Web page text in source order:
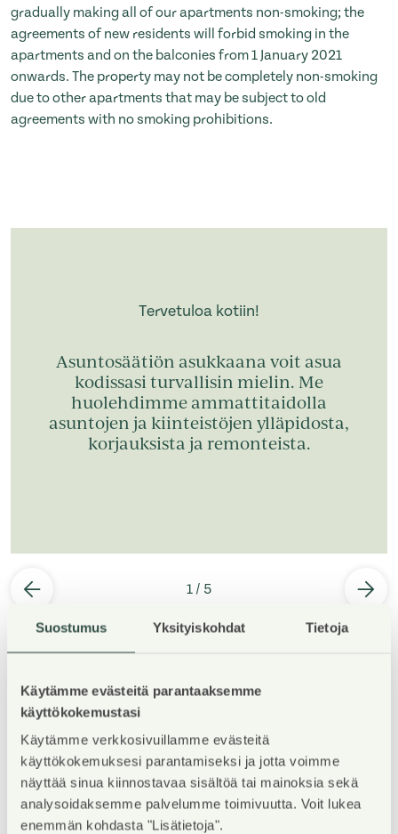
Suostumus Yksityiskohdat Tietoja
Käytämme evästeitä parantaaksemme
käyttökokemustasi
Käytämme verkkosivuillamme evästeitä
käyttökokemuksesi parantamiseksi ja jotta voimme
näyttää sinua kiinnostavaa sisältöä tai mainoksia sekä
analysoidaksemme palvelumme toimivuutta. Voit lukea
enemmän kohdasta "Lisätietoja".
gradually making all of our apartments non-smoking; the
agreements of new residents will forbid smoking in the
apartments and on the balconies from 1 January 2021
onwards. The property may not be completely non-smoking
due to other apartments that may be subject to old
agreements with no smoking prohibitions.
Tervetuloa kotiin!
Asuntosäätiön asukkaana voit asua
kodissasi turvallisin mielin. Me
huolehdimme ammattitaidolla
asuntojen ja kiinteistöjen ylläpidosta,
korjauksista ja remonteista.
1 / 5
Property Introduction
TERVETULOA ESITTELYYN TORSTAINA 13.8.2026
KLO 11-14.30! Esittelyssä pääset katsomaan kaikkia